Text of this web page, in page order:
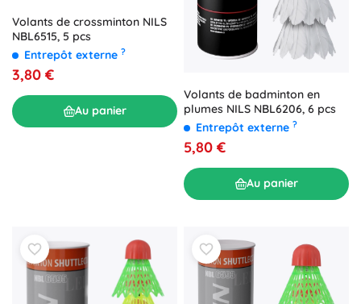
Volants de crossminton NILS
NBL6515, 5 pcs
Entrepôt externe ?
3,80 €
Au panier
Volants de badminton en
plumes NILS NBL6206, 6 pcs
Entrepôt externe ?
5,80 €
Au panier